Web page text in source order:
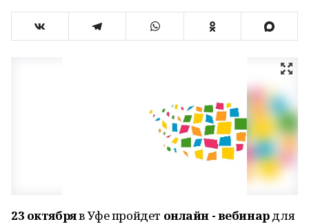
23 октябряв Уфе пройдет онлайн - вебинардля